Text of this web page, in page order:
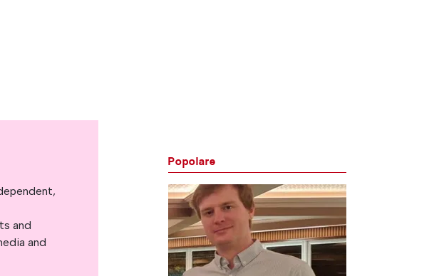
and
and
Popolare